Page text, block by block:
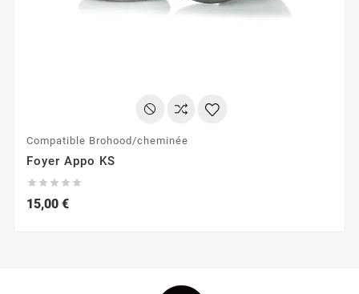
Compatible Brohood/cheminée
Foyer Appo KS
    
15,00 €